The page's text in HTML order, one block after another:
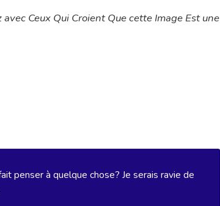
Ceux Qui Croient Que cette Image Est une
penser à quelque chose? Je serais ravie de